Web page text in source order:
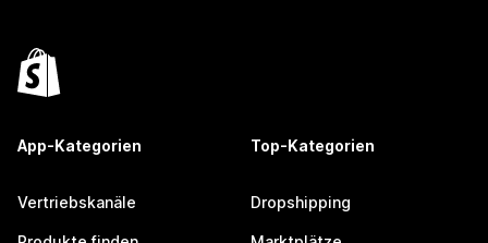
App-Kategorien
Vertriebskanäle
Top-Kategorien
Dropshipping